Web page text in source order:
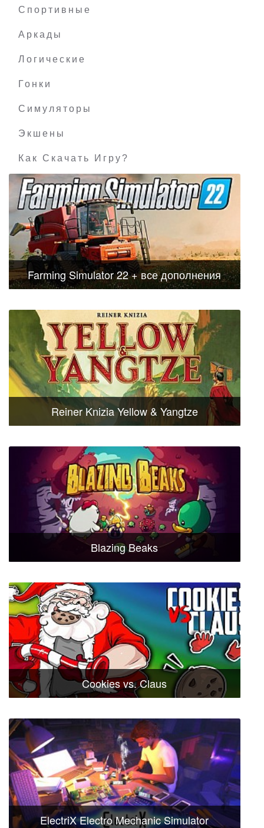
Спортивные
Аркады
Логические
Гонки
Симуляторы
Экшены
Как Скачать Игру?
Farming Simulator 22 + все дополнения
Reiner Knizia Yellow & Yangtze
Blazing Beaks
Cookies vs. Claus
ElectriX Electro Mechanic Simulator